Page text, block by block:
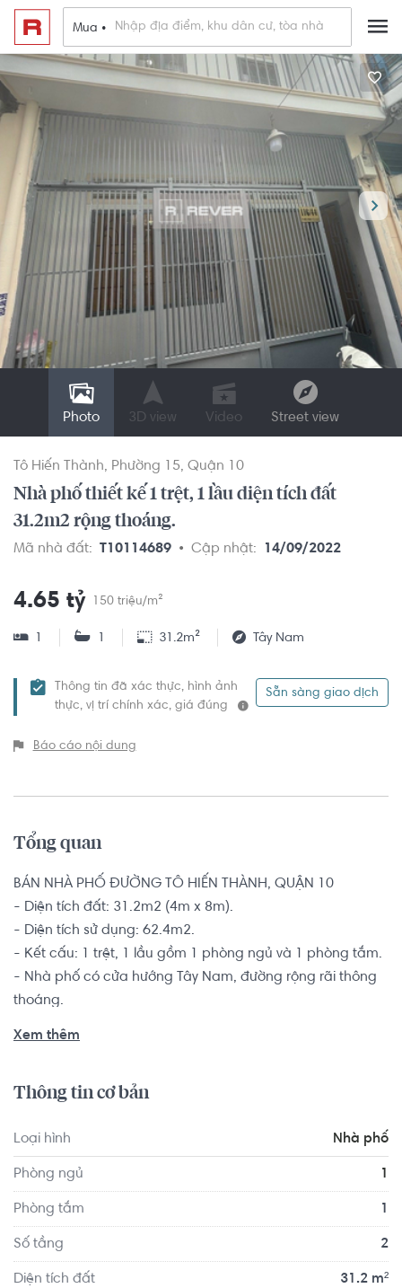
Mua •
Photo 3D view Video Street view
Tô Hiến Thành Phường 15 Quận 10
Nhà phố thiết kế 1 trệt, 1 lầu diện tích đất
31.2m2 rộng thoáng.
Mã nhà đất: T10114689 Cập nhật: 14/09/2022
4.65 tỷ 150 triệu/m²
1 1 31.2m² Tây Nam
Thông tin đã xác thực, hình ảnh
thực, vị trí chính xác, giá đúng
Sẵn sàng giao dịch
Báo cáo nội dung
Tổng quan
BÁN NHÀ PHỐ ĐƯỜNG TÔ HIẾN THÀNH, QUẬN 10
- Diện tích đất: 31.2m2 (4m x 8m).
- Diện tích sử dụng: 62.4m2.
- Kết cấu: 1 trệt, 1 lầu gồm 1 phòng ngủ và 1 phòng tắm.
- Nhà phố có cửa hướng Tây Nam, đường rộng rãi thông
thoáng.
Vị trí vàng đắc địa, trong vòng bán kính 300m là các ngân
trọng, showroom ô tô, thời trang hàng hiệu, cafe-bar. Con
đường kinh doanh sầm uất, sang trọng bậc nhất Quận
giá cực cao.
Xem thêm
Thông tin cơ bản
Loại hình Nhà phố
Phòng ngủ 1
Phòng tắm 1
Số tầng 2
Diện tích đất 31.2 m²